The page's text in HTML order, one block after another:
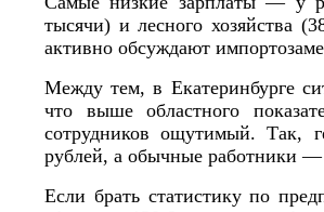
тысячи) и лесного хозяйства
активно обсуждают
Между тем, в Екатеринбурге
что выше областного
сотрудников ощутимый. Так,
рублей, а обычные работники
Если брать статистику по